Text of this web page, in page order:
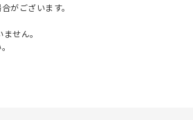
がございます。
せん。